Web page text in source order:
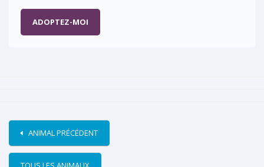
ADOPTEZ-MOI
ANIMAL PRÉCÉDENT